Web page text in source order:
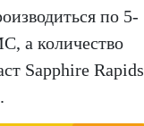
по 5-
а количество
Sapphire Rapids